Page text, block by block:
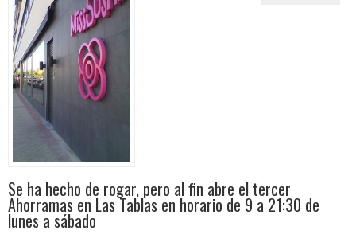
Se ha hecho de rogar, pero al fin abre el tercer
Ahorramas en Las Tablas en horario de 9 a 21:30 de
lunes a sábado